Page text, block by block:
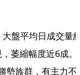
盤平均日成交量
萎縮幅度近6成。
勢族群，有主力不